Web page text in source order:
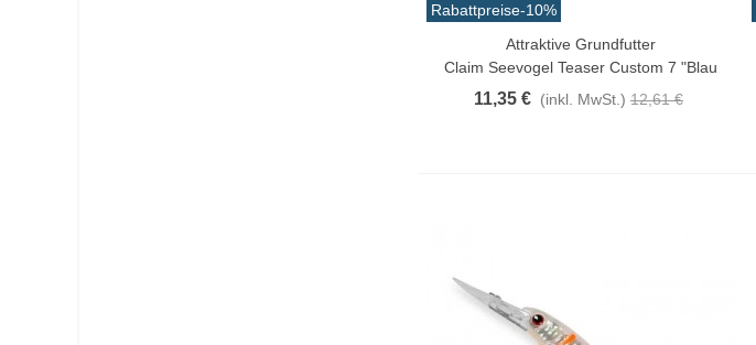
Rabattpreise-10%
In Den Warenkorb
Attraktive Grundfutter
Claim Seevogel Teaser Custom 7 "Blau
11,35 € (inkl. MwSt.) 12,61 €